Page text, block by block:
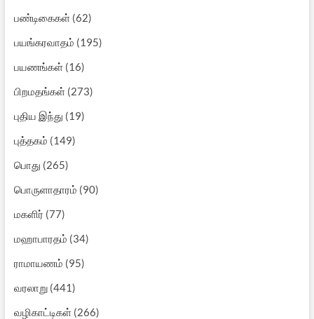
பண்டிகைகள்(62)
பயங்கரவாதம் (195)
பயணங்கள்(16)
பிறமதங்கள்(273)
புதிய இந்து (19)
புத்தகம் (149)
பொது (265)
பொருளாதாரம் (90)
மகளிர் (77)
மஹாபாரதம் (34)
ராமாயணம் (95)
வரலாறு(441)
வழிகாட்டிகள்(266)